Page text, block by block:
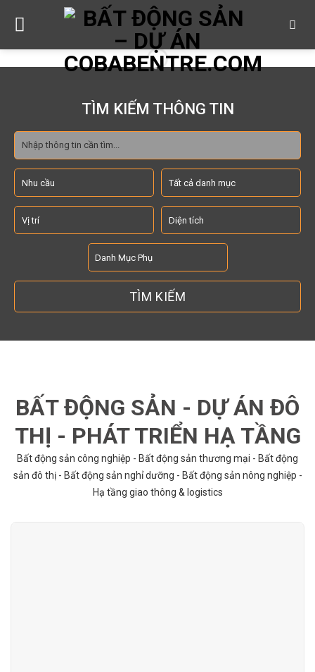
TÌM KIẾM THÔNG TIN
BẤT ĐỘNG SẢN - DỰ ÁN ĐÔ
THỊ - PHÁT TRIỂN HẠ TẦNG
Bất động sản công nghiệp - Bất động sản thương mại - Bất động
sản đô thị - Bất động sản nghỉ dưỡng - Bất động sản nông nghiệp -
Hạ tầng giao thông & logistics